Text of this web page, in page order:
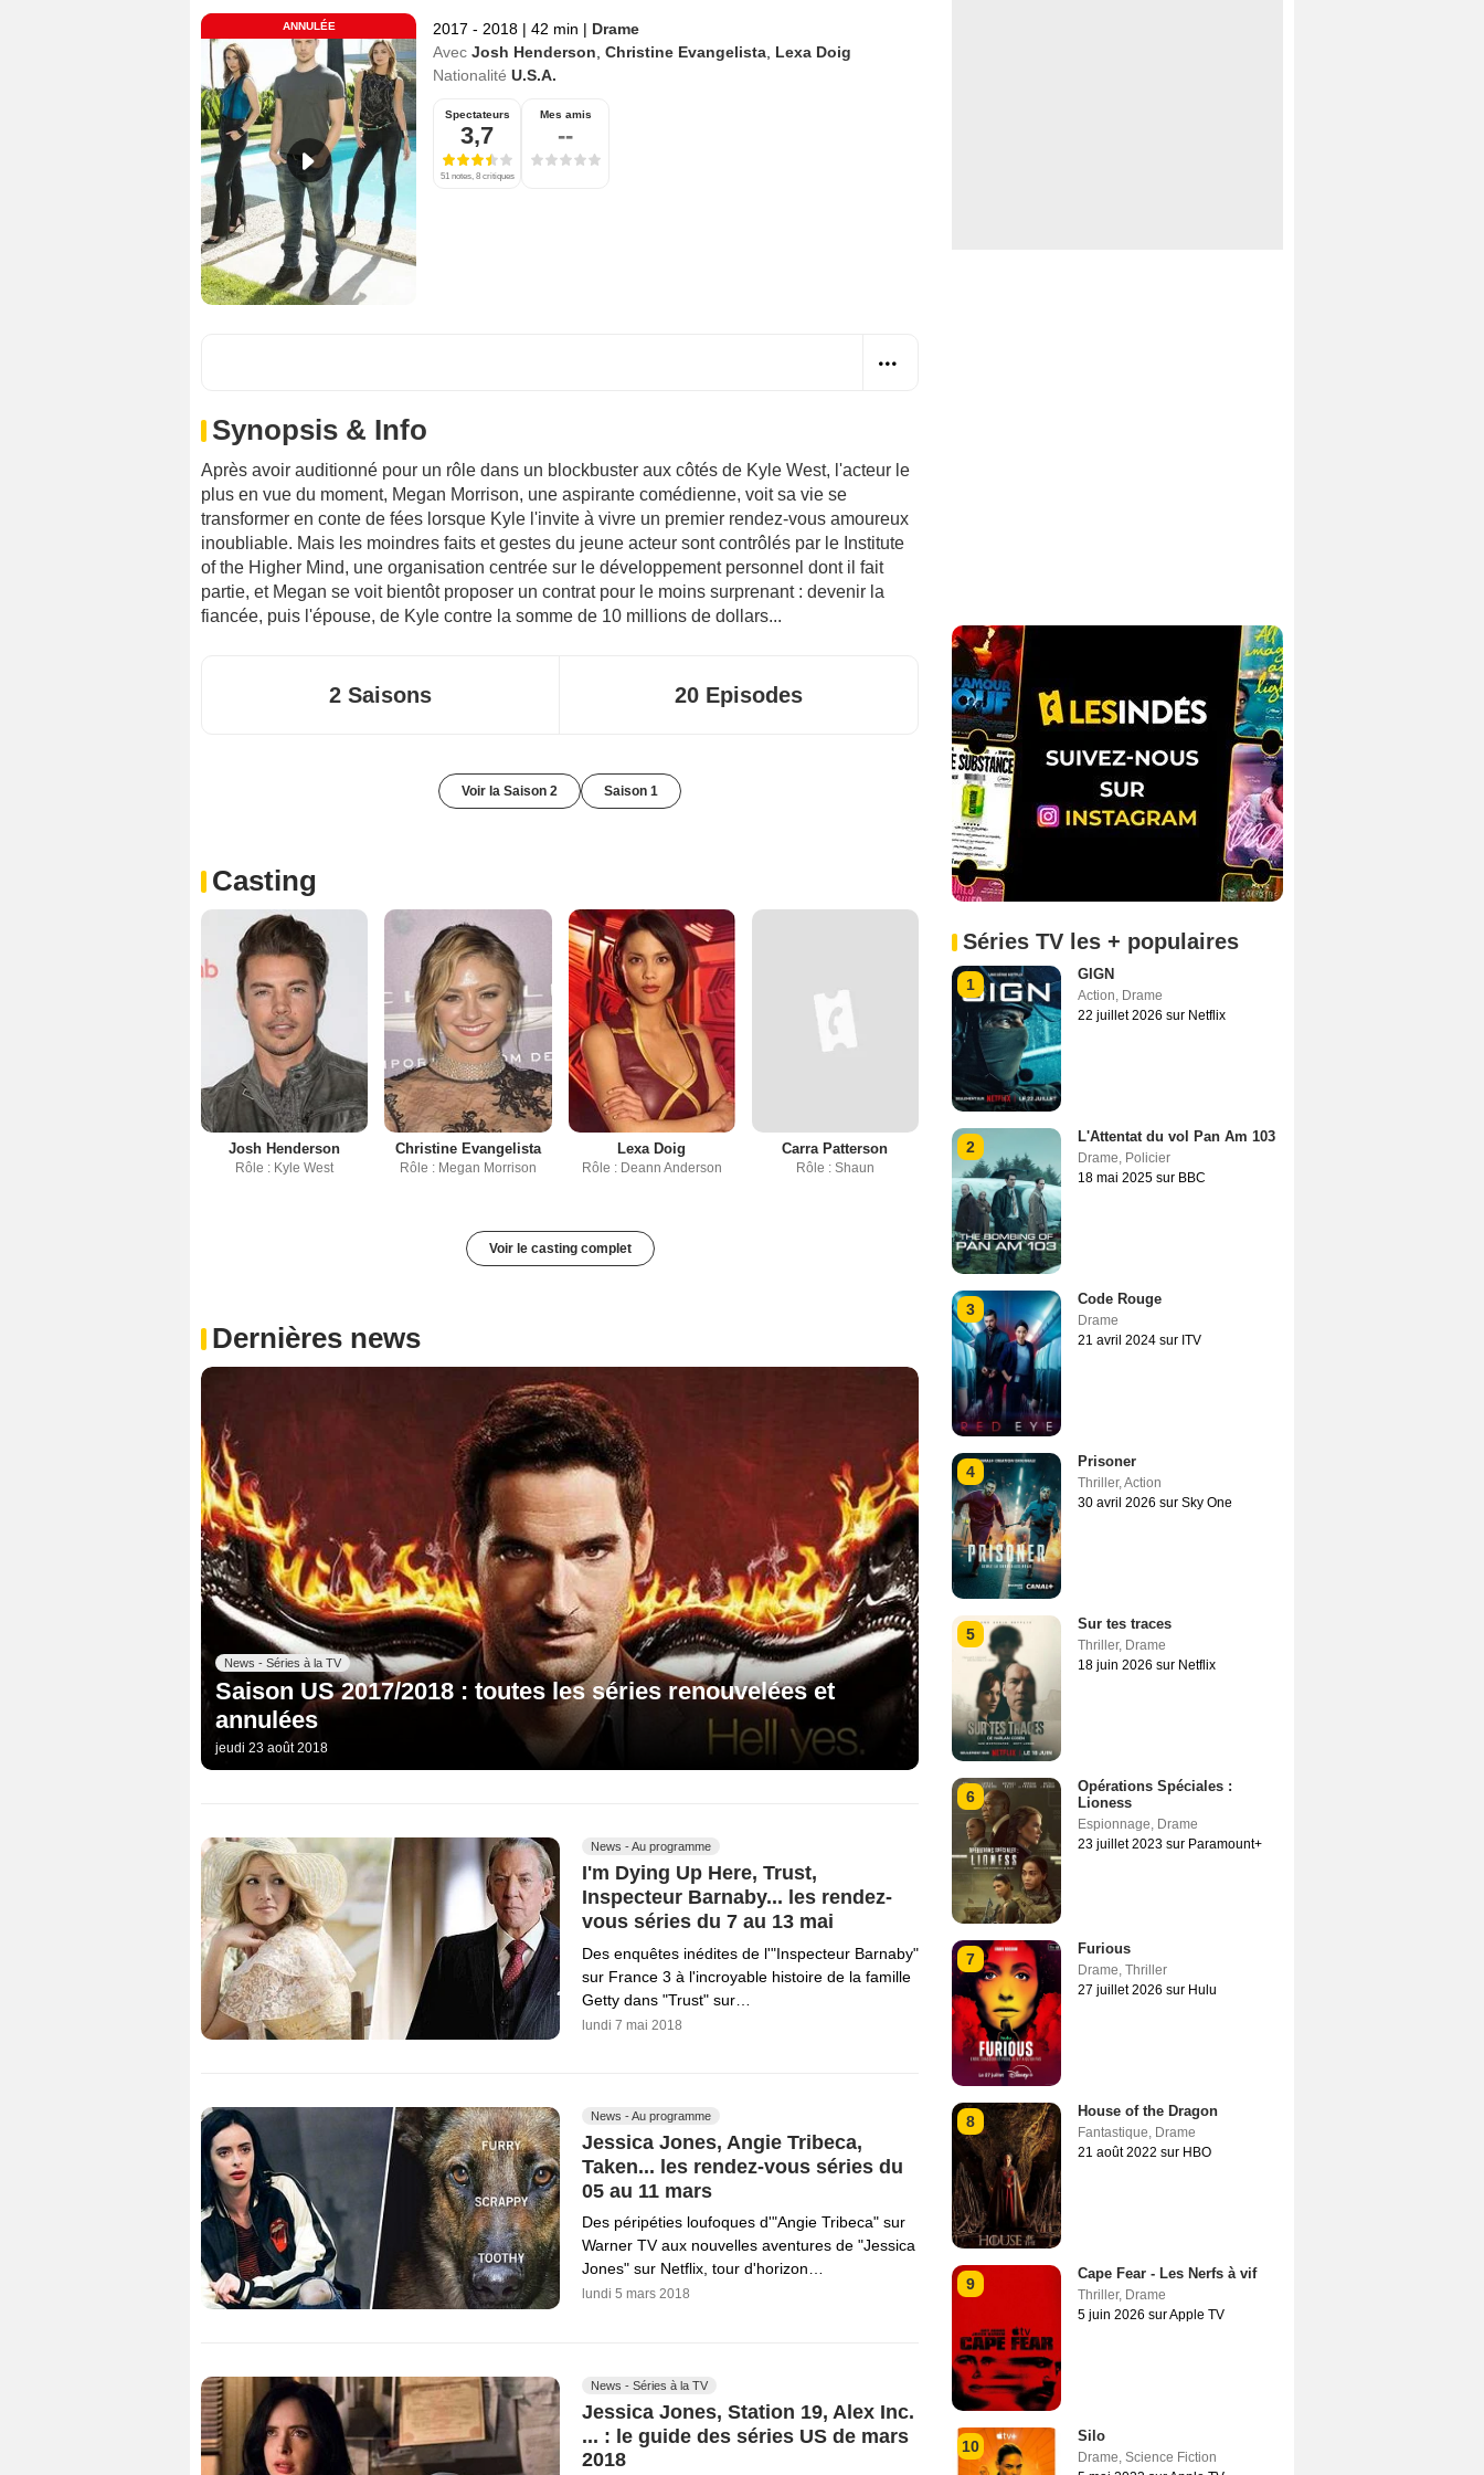
ANNULÉE 2017 - 2018 | 42 min | Drame
Avec Josh Henderson Christine Evangelista Lexa Doig
Nationalité U.S.A.
Spectateurs
3,7
51 notes, 8 critiques
Mes amis
--
Synopsis & Info
Après avoir auditionné pour un rôle dans un blockbuster aux côtés de Kyle West, l'acteur le
plus en vue du moment, Megan Morrison, une aspirante comédienne, voit sa vie se
transformer en conte de fées lorsque Kyle l'invite à vivre un premier rendez-vous amoureux
inoubliable. Mais les moindres faits et gestes du jeune acteur sont contrôlés par le Institute
of the Higher Mind, une organisation centrée sur le développement personnel dont il fait
partie, et Megan se voit bientôt proposer un contrat pour le moins surprenant : devenir la
fiancée, puis l'épouse, de Kyle contre la somme de 10 millions de dollars...
2 Saisons 20 Episodes
Voir la Saison 2 Saison 1
Casting
Josh Henderson
Rôle : Kyle West
Christine Evangelista
Rôle : Megan Morrison
Lexa Doig
Rôle : Deann Anderson
Carra Patterson
Rôle : Shaun
Voir le casting complet
Dernières news
News - Séries à la TV
Saison US 2017/2018 : toutes les séries renouvelées et
annulées
jeudi 23 août 2018
News - Au programme
I'm Dying Up Here, Trust,
Inspecteur Barnaby... les rendez-
vous séries du 7 au 13 mai
Des enquêtes inédites de l'"Inspecteur Barnaby"
sur France 3 à l'incroyable histoire de la famille
Getty dans "Trust" sur…
lundi 7 mai 2018
News - Au programme
Jessica Jones, Angie Tribeca,
Taken... les rendez-vous séries du
05 au 11 mars
Des péripéties loufoques d'"Angie Tribeca" sur
Warner TV aux nouvelles aventures de "Jessica
Jones" sur Netflix, tour d'horizon…
lundi 5 mars 2018
News - Séries à la TV
Jessica Jones, Station 19, Alex Inc.
... : le guide des séries US de mars
2018
Séries TV les + populaires
1
GIGN
Action, Drame
22 juillet 2026 sur Netflix
2
L'Attentat du vol Pan Am 103
Drame, Policier
18 mai 2025 sur BBC
3
Code Rouge
Drame
21 avril 2024 sur ITV
4
Prisoner
Thriller,Action
30 avril 2026 sur Sky One
5
Sur tes traces
Thriller, Drame
18 juin 2026 sur Netflix
6
Opérations Spéciales :
Lioness
Espionnage, Drame
23 juillet 2023 sur Paramount+
7
Furious
Drame, Thriller
27 juillet 2026 sur Hulu
8
House of the Dragon
Fantastique, Drame
21 août 2022 sur HBO
9
Cape Fear - Les Nerfs à vif
Thriller, Drame
5 juin 2026 sur Apple TV
10
Silo
Drame, Science Fiction